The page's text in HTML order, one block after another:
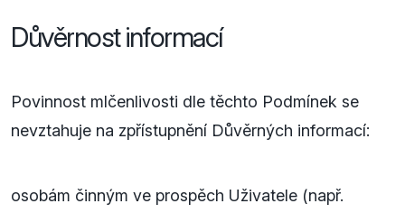
Důvěrnost informací
Povinnost mlčenlivosti dle těchto Podmínek se
nevztahuje na zpřístupnění Důvěrných informací:
osobám činným ve prospěch Uživatele (např.